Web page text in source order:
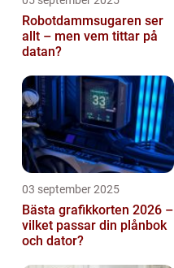
Robotdammsugaren ser
allt – men vem tittar på
datan?
03 september 2025
Bästa grafikkorten 2026 –
vilket passar din plånbok
och dator?